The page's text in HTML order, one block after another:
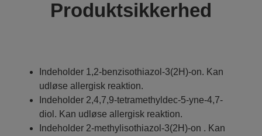
Produktsikkerhed
Indeholder 1,2-benzisothiazol-3(2H)-on. Kan
udløse allergisk reaktion.
Indeholder 2,4,7,9-tetramethyldec-5-yne-4,7-
diol. Kan udløse allergisk reaktion.
Indeholder 2-methylisothiazol-3(2H)-on . Kan